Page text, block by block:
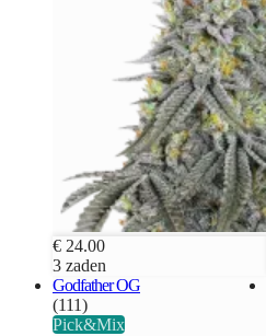
€ 24.00
3 zaden
Godfather OG
(111)
Pick&Mix